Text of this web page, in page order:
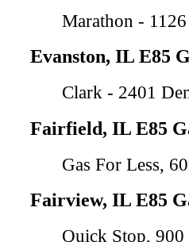
Marathon -
Evanston, IL E85
Clark - 2401
Fairfield, IL E85
Gas For Less,
Fairview, IL E85
Quick Stop,